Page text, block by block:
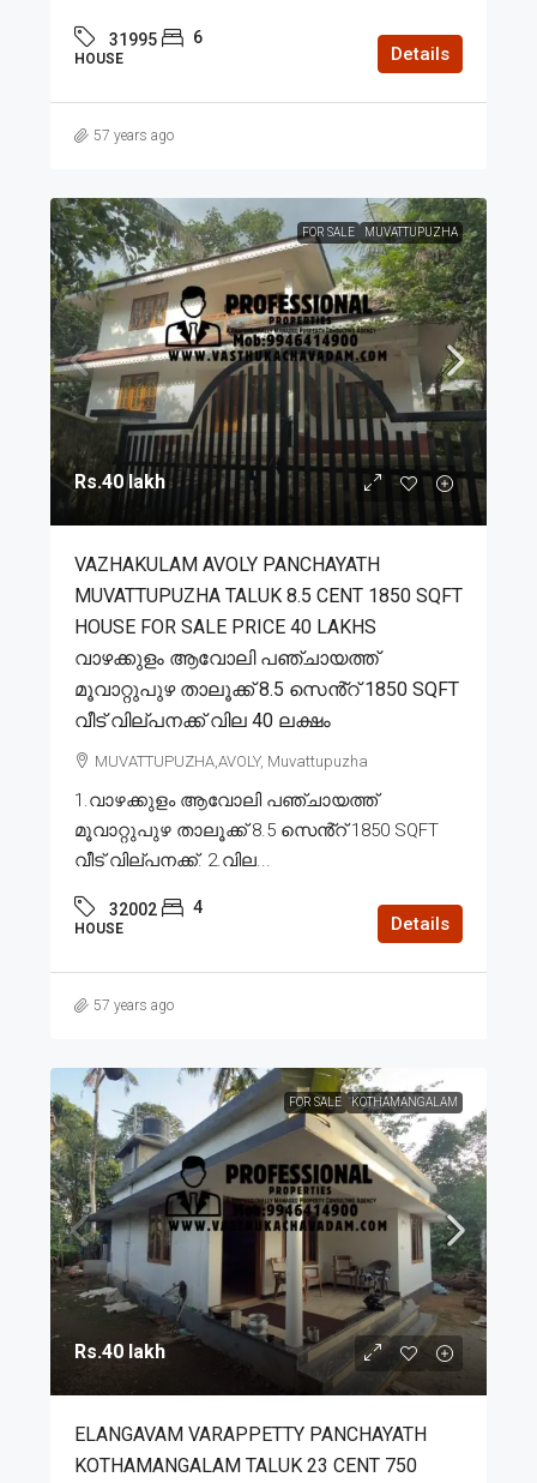
31995 6
HOUSE Details
57 years ago
FOR SALE MUVATTUPUZHA
Rs.40 lakh
VAZHAKULAM AVOLY PANCHAYATH
MUVATTUPUZHA TALUK 8.5 CENT 1850 SQFT
HOUSE FOR SALE PRICE 40 LAKHS
വാഴക്കുളം ആവോലി പഞ്ചായത്ത്
മൂവാറ്റുപുഴ താലൂക്ക് 8.5 സെൻ്റ് 1850 SQFT
വീട് വില്പനക്ക് വില 40 ലക്ഷം
MUVATTUPUZHA,AVOLY, Muvattupuzha
1.വാഴക്കുളം ആവോലി പഞ്ചായത്ത്
മൂവാറ്റുപുഴ താലൂക്ക് 8.5 സെൻ്റ് 1850 SQFT
വീട് വില്പനക്ക്. 2.വില...
32002 4
HOUSE Details
57 years ago
FOR SALE KOTHAMANGALAM
Rs.40 lakh
ELANGAVAM VARAPPETTY PANCHAYATH
KOTHAMANGALAM TALUK 23 CENT 750